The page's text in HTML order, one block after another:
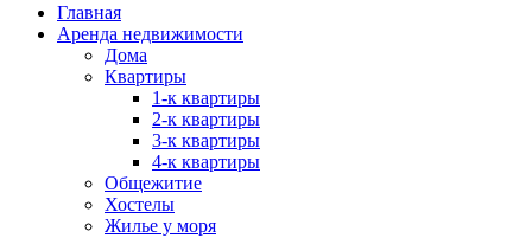
Главная
Аренда недвижимости
Дома
Квартиры
1-к квартиры
2-к квартиры
3-к квартиры
4-к квартиры
Общежитие
Хостелы
Жилье у моря